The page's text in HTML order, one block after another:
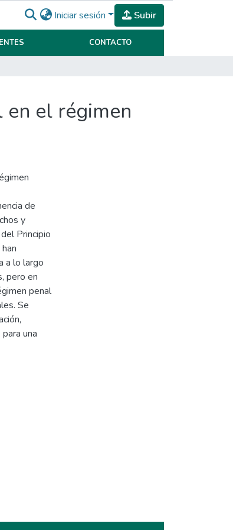
Iniciar sesión Subir
CONTACTO
en el régimen
de
y
Principio
a lo largo
pero en
penal
Se
una